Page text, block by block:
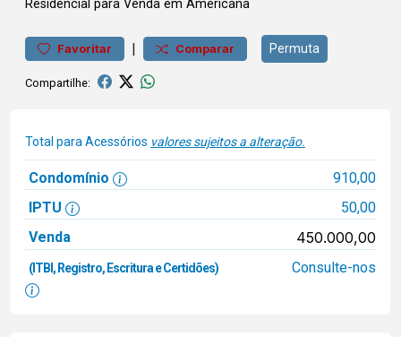
Residencial para Venda em Americana
Favoritar | Comparar Permuta
Compartilhe:
Total para Acessórios valores sujeitos a alteração.
Condomínio
910,00
IPTU
50,00
Venda
450.000,00
(ITBI, Registro, Escritura e Certidões) Consulte-nos